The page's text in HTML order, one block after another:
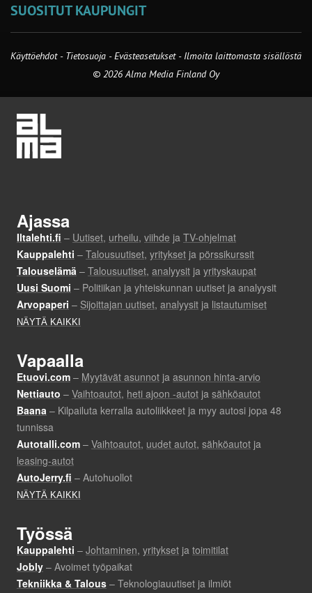
SUOSITUT KAUPUNGIT
Käyttöehdot - Tietosuoja -Evästeasetukset- Ilmoita laittomasta sisällöstä
© 2026 Alma Media Finland Oy